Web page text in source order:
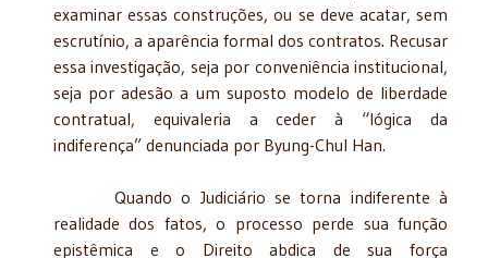
examinar essas construções, ou se deve acatar, sem
escrutínio, a aparência formal dos contratos. Recusar
essa investigação, seja por conveniência institucional,
seja por adesão a um suposto modelo de liberdade
contratual, equivaleria a ceder à “lógica da
indiferença” denunciada por Byung-Chul Han.
Quando o Judiciário se torna indiferente à
realidade dos fatos, o processo perde sua função
epistêmica e o Direito abdica de sua força